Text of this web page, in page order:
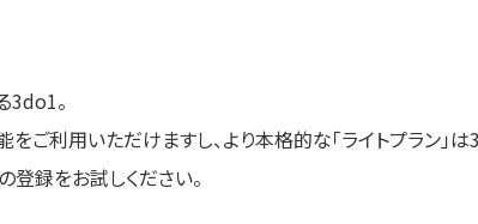
3do1。
をご利用いただけますし、より本格的な「ライトプラン」
録をお試しください。